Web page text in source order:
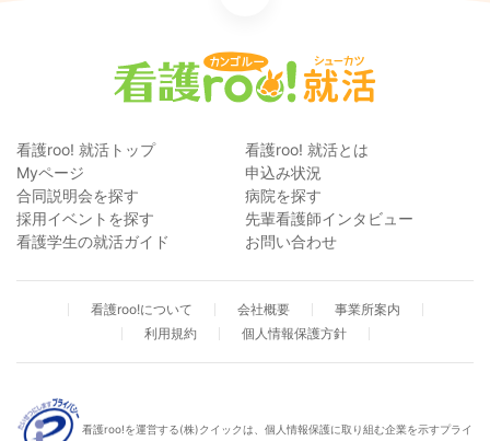
看護roo! 就活トップ
看護roo! 就活とは
Myページ
申込み状況
合同説明会を探す
病院を探す
採用イベントを探す
先輩看護師インタビュー
看護学生の就活ガイド
お問い合わせ
看護roo!について 会社概要
事業所案内
利用規約
個人情報保護方針
看護roo!を運営する(株)クイックは、個人情報保護に取り組む企業を示すプライ